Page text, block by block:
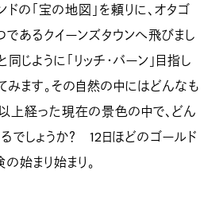
の「宝の地図」を頼りに、オタゴ
あるクイーンズタウンへ飛びまし
じように「リッチ・バーン」目指し
みます。その自然の中にはどんなも
上経った現在の景色の中で、どん
でしょうか？ 12日ほどのゴールド
始まり始まり。